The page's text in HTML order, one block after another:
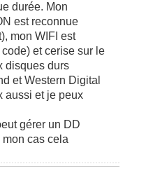
durée. Mon
est reconnue
mon WIFI est
et cerise sur le
disques durs
et Western Digital
aussi et je peux
gérer un DD
cas cela